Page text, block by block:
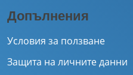
Допълнения
Условия за ползване
Защита на личните данни